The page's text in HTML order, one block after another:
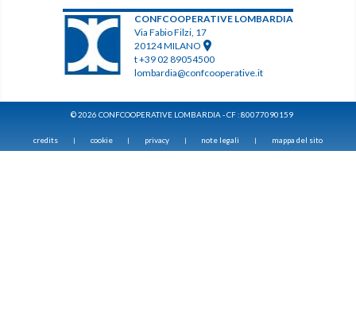
CONFCOOPERATIVE LOMBARDIA
Via Fabio Filzi, 17
20124 MILANO
t +39 02 89054500
lombardia@confcooperative.it
© 2026 CONFCOOPERATIVE LOMBARDIA - CF : 80077090159
credits | cookie | privacy | note legali | mappa del sito